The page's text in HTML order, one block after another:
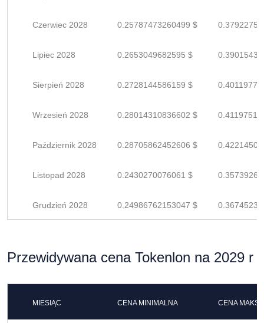
Czerwiec 2028 0.25787473260499 $
Lipiec 2028 0.2653049682595 $
Sierpień 2028 0.2728144586159 $
Wrzesień 2028 0.28014310836602 $
Październik 2028 0.28705862452606 $
Listopad 2028 0.2430270076061 $
Grudzień 2028 0.24986762153047 $
Przewidywana cena Tokenlon na 2029 r
MIESIĄC CENA MINIMALNA CENA